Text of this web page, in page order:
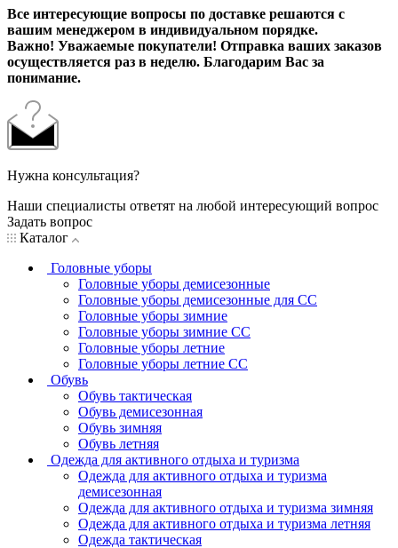
Все интересующие вопросы по доставке решаются с
вашим менеджером в индивидуальном порядке.
Важно! Уважаемые покупатели! Отправка ваших заказов
осуществляется раз в неделю. Благодарим Вас за
понимание.
Нужна консультация?
Наши специалисты ответят на любой интересующий вопрос
Задать вопрос
Каталог
Головные уборы
Головные уборы демисезонные
Головные уборы демисезонные для СС
Головные уборы зимние
Головные уборы зимние СС
Головные уборы летние
Головные уборы летние СС
Обувь
Обувь тактическая
Обувь демисезонная
Обувь зимняя
Обувь летняя
Одежда для активного отдыха и туризма
Одежда для активного отдыха и туризма
демисезонная
Одежда для активного отдыха и туризма зимняя
Одежда для активного отдыха и туризма летняя
Одежда тактическая